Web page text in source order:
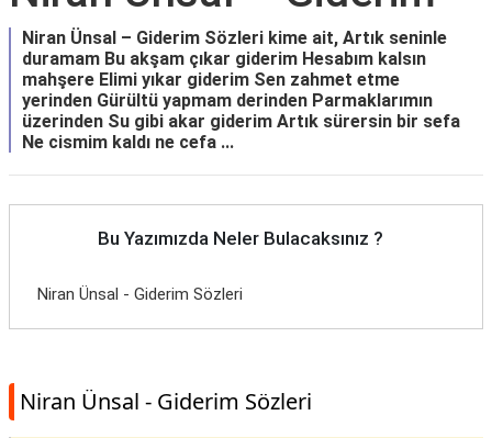
Niran Ünsal – Giderim Sözleri kime ait, Artık seninle
duramam Bu akşam çıkar giderim Hesabım kalsın
mahşere Elimi yıkar giderim Sen zahmet etme
yerinden Gürültü yapmam derinden Parmaklarımın
üzerinden Su gibi akar giderim Artık sürersin bir sefa
Ne cismim kaldı ne cefa ...
Bu Yazımızda Neler Bulacaksınız ?
Niran Ünsal - Giderim Sözleri
Niran Ünsal - Giderim Sözleri